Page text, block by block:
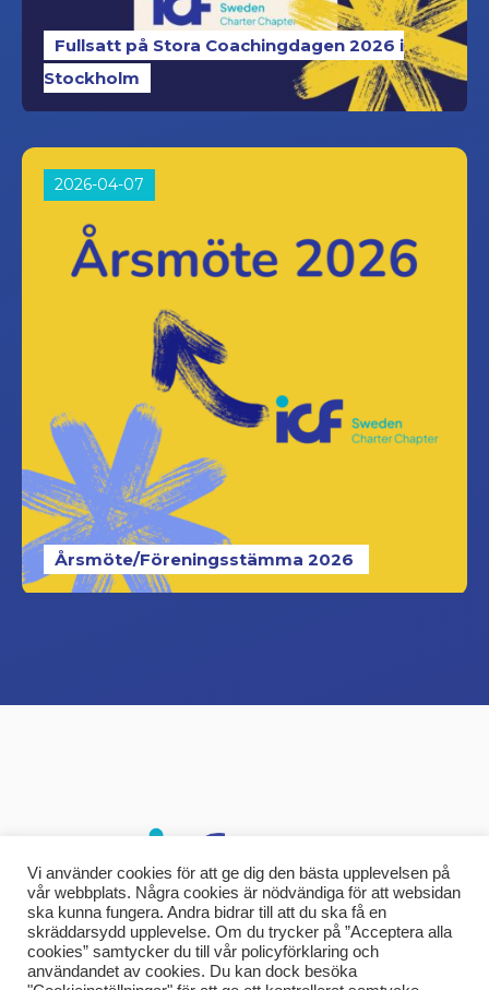
Fullsatt på Stora Coachingdagen 2026 i
Stockholm
2026-04-07
Årsmöte/Föreningsstämma 2026
Vi använder cookies för att ge dig den bästa upplevelsen på
vår webbplats. Några cookies är nödvändiga för att websidan
ska kunna fungera. Andra bidrar till att du ska få en
skräddarsydd upplevelse. Om du trycker på ”Acceptera alla
cookies” samtycker du till vår policyförklaring och
användandet av cookies. Du kan dock besöka